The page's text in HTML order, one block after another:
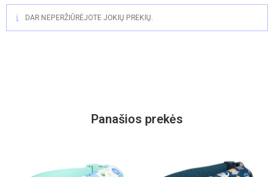
DAR NEPERŽIŪRĖJOTE JOKIŲ PREKIŲ.
Panašios prekės